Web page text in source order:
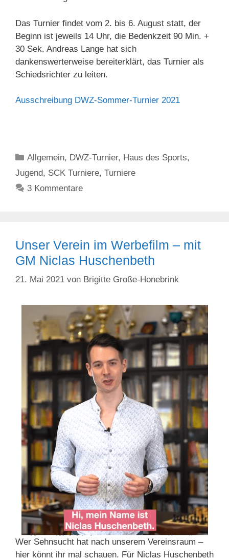
Das Turnier findet vom 2. bis 6. August statt, der
Beginn ist jeweils 14 Uhr, die Bedenkzeit 90 Min. +
30 Sek. Andreas Lange hat sich
dankenswerterweise bereiterklärt, das Turnier als
Schiedsrichter zu leiten.
Ausschreibung DWZ-Sommer-Turnier 2021
Kategorien
Allgemein, DWZ-Turnier, Haus des Sports,
Jugend, SCK Turniere, Turniere
3 Kommentare
Unser Verein im Werbefilm – mit
GM Niclas Huschenbeth
21. Mai 2021 von Brigitte Große-Honebrink
Wer Sehnsucht hat nach unserem Vereinsraum –
hier könnt ihr mal schauen. Für Niclas Huschenbeth